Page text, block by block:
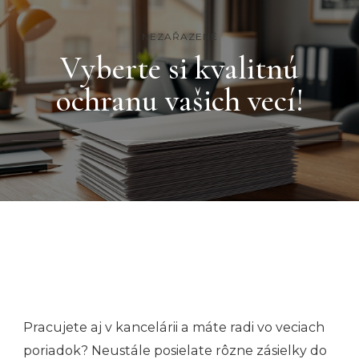
NEZAŘAZENÉ
Vyberte si kvalitnú
ochranu vašich vecí!
Pracujete aj v kancelárii a máte radi vo veciach
poriadok? Neustále posielate rôzne zásielky do